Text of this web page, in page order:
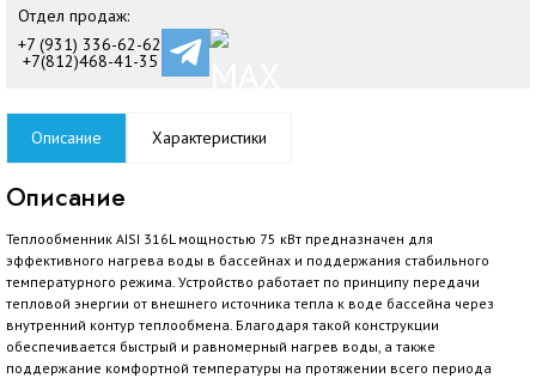
Отдел продаж:
+7 (931) 336-62-62
+7(812)468-41-35
Описание Характеристики
Описание
Теплообменник AISI 316L мощностью 75 кВт предназначен для
эффективного нагрева воды в бассейнах и поддержания стабильного
температурного режима. Устройство работает по принципу передачи
тепловой энергии от внешнего источника тепла к воде бассейна через
внутренний контур теплообмена. Благодаря такой конструкции
обеспечивается быстрый и равномерный нагрев воды, а также
поддержание комфортной температуры на протяжении всего периода